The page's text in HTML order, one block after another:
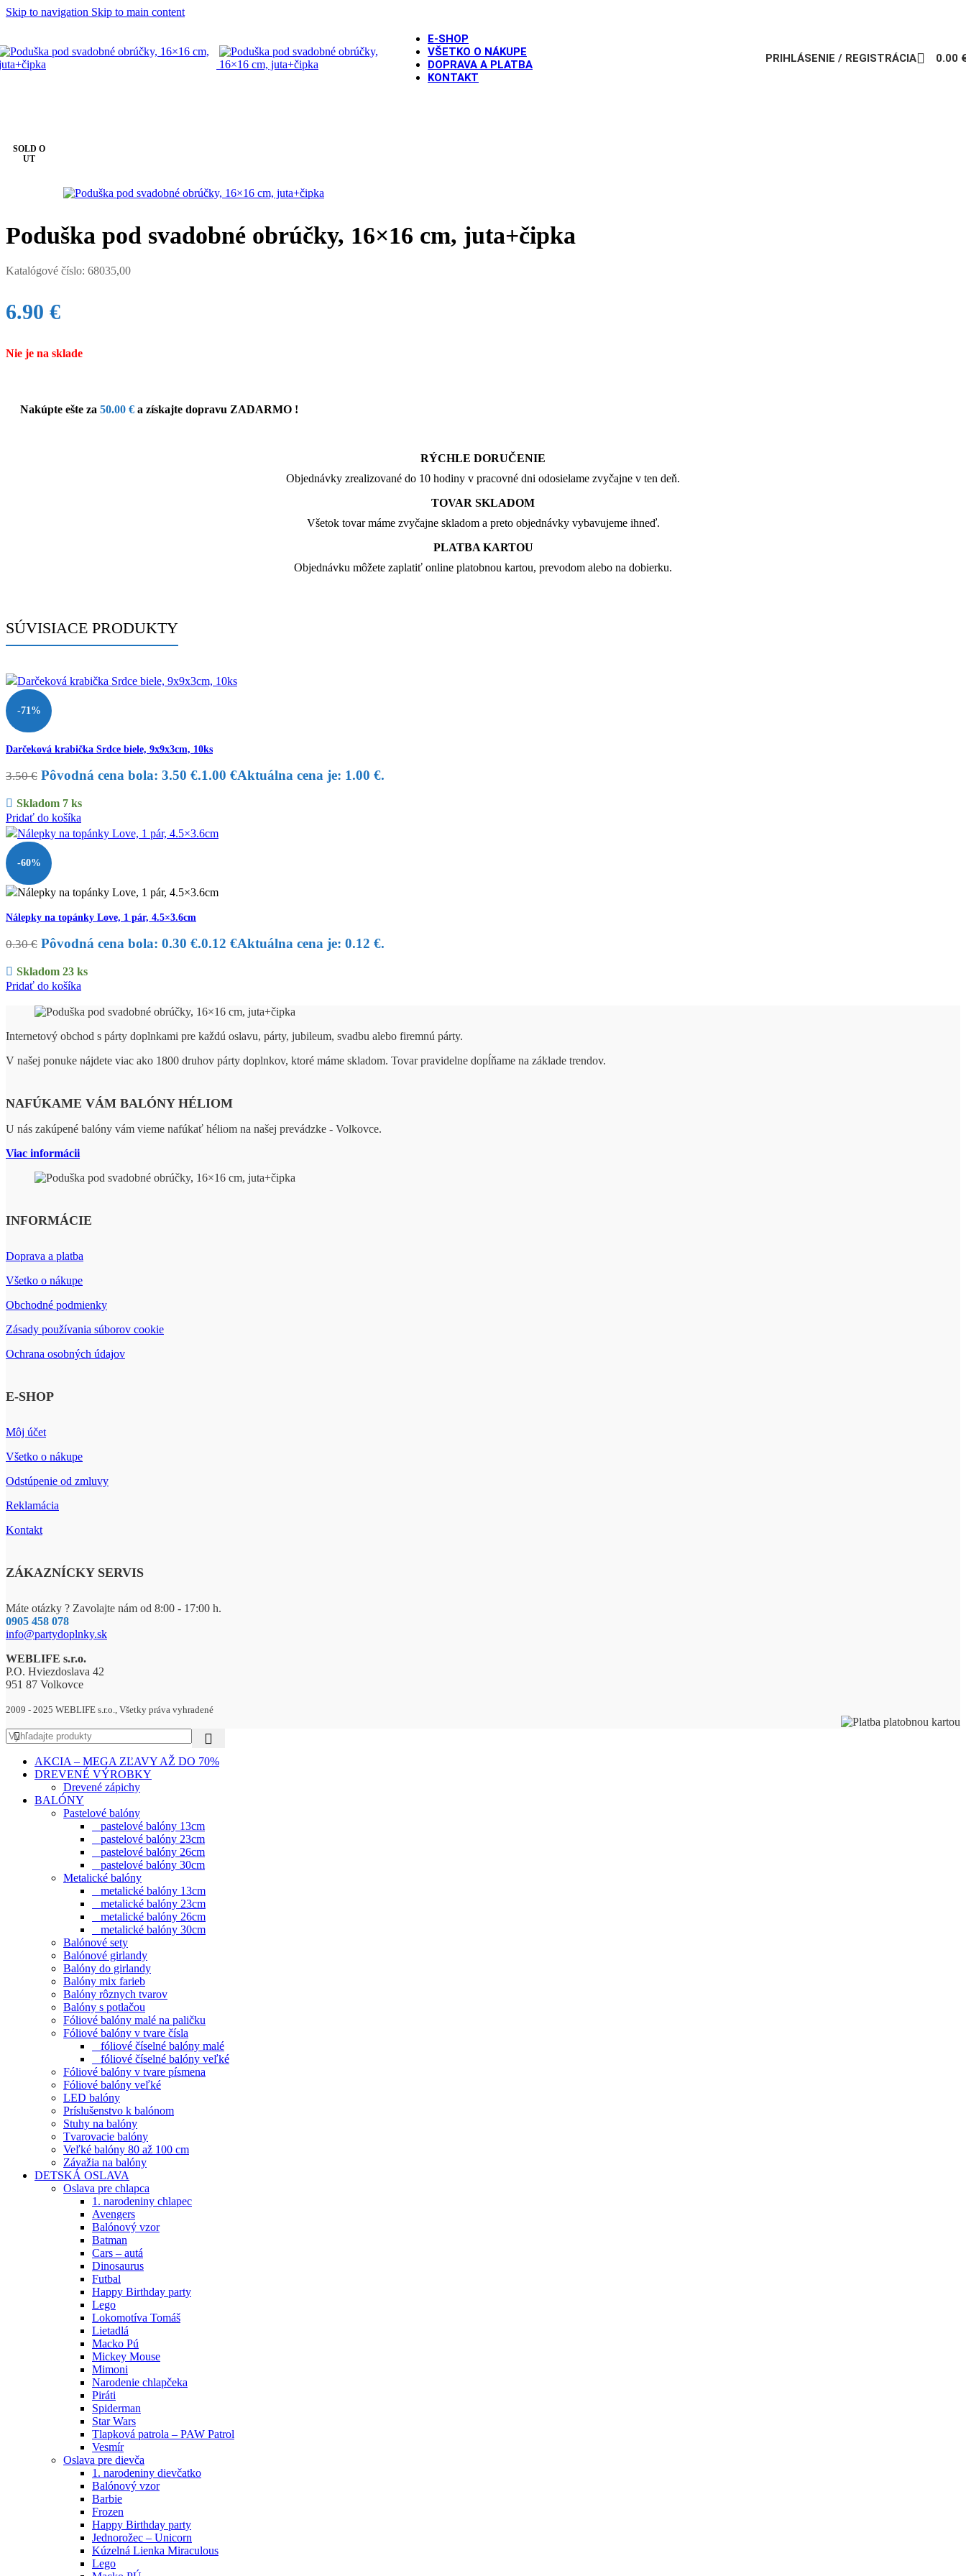
Skip to navigation Skip to main content
E-SHOP
VŠETKO O NÁKUPE
DOPRAVA A PLATBA
KONTAKT
PRIHLÁSENIE / REGISTRÁCIA 0.00
SOLD O
UT
Poduška pod svadobné obrúčky, 16×16 cm, juta+čipka
Katalógové číslo: 68035,00
6.90 €
Nie je na sklade
Nakúpte ešte za 50.00 € a získajte dopravu ZADARMO !
RÝCHLE DORUČENIE
Objednávky zrealizované do 10 hodiny v pracovné dni odosielame zvyčajne v ten deň.
TOVAR SKLADOM
Všetok tovar máme zvyčajne skladom a preto objednávky vybavujeme ihneď.
PLATBA KARTOU
Objednávku môžete zaplatiť online platobnou kartou, prevodom alebo na dobierku.
SÚVISIACE PRODUKTY
-71%
Darčeková krabička Srdce biele, 9x9x3cm, 10ks
3.50€ Pôvodná cena bola: 3.50 €.1.00 €Aktuálna cena je: 1.00 €.
Skladom 7 ks
Pridať do košíka
-60%
Nálepky na topánky Love, 1 pár, 4.5×3.6cm
0.30€ Pôvodná cena bola: 0.30 €.0.12 €Aktuálna cena je: 0.12 €.
Skladom 23 ks
Pridať do košíka
Internetový obchod s párty doplnkami pre každú oslavu, párty, jubileum, svadbu alebo firemnú párty.
V našej ponuke nájdete viac ako 1800 druhov párty doplnkov, ktoré máme skladom. Tovar pravidelne dopĺňame na základe trendov.
NAFÚKAME VÁM BALÓNY HÉLIOM
U nás zakúpené balóny vám vieme nafúkať héliom na našej prevádzke - Volkovce.
Viac informácii
INFORMÁCIE
Doprava a platba
Všetko o nákupe
Obchodné podmienky
Zásady používania súborov cookie
Ochrana osobných údajov
E-SHOP
Môj účet
Všetko o nákupe
Odstúpenie od zmluvy
Reklamácia
Kontakt
ZÁKAZNÍCKY SERVIS
Máte otázky ? Zavolajte nám od 8:00 - 17:00 h.
0905 458 078
info@partydoplnky.sk
WEBLIFE s.r.o.
P.O. Hviezdoslava 42
951 87 Volkovce
2009 - 2025 WEBLIFE s.r.o., Všetky práva vyhradené
AKCIA – MEGA ZĽAVY AŽ DO 70%
DREVENÉ VÝROBKY
Drevené zápichy
BALÓNY
Pastelové balóny
pastelové balóny 13cm
pastelové balóny 23cm
pastelové balóny 26cm
pastelové balóny 30cm
Metalické balóny
metalické balóny 13cm
metalické balóny 23cm
metalické balóny 26cm
metalické balóny 30cm
Balónové sety
Balónové girlandy
Balóny do girlandy
Balóny mix farieb
Balóny rôznych tvarov
Balóny s potlačou
Fóliové balóny malé na paličku
Fóliové balóny v tvare čísla
fóliové číselné balóny malé
fóliové číselné balóny veľké
Fóliové balóny v tvare písmena
Fóliové balóny veľké
LED balóny
Príslušenstvo k balónom
Stuhy na balóny
Tvarovacie balóny
Veľké balóny 80 až 100 cm
Závažia na balóny
DETSKÁ OSLAVA
Oslava pre chlapca
1. narodeniny chlapec
Avengers
Balónový vzor
Batman
Cars – autá
Dinosaurus
Futbal
Happy Birthday party
Lego
Lokomotíva Tomáš
Lietadlá
Macko Pú
Mickey Mouse
Mimoni
Narodenie chlapčeka
Piráti
Spiderman
Star Wars
Tlapková patrola – PAW Patrol
Vesmír
Oslava pre dievča
1. narodeniny dievčatko
Balónový vzor
Barbie
Frozen
Happy Birthday party
Jednorožec – Unicorn
Kúzelná Lienka Miraculous
Lego